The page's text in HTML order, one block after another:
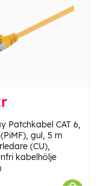
Patchkabel CAT 6,
gul, 5 m
(CU),
kabelhölje